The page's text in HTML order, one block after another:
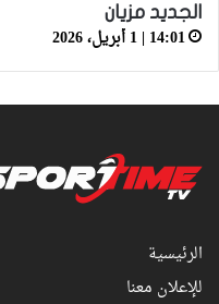
الجديد مزيان
14:01 | 1 أبريل، 2026
الرئيسية
للإعلان معنا